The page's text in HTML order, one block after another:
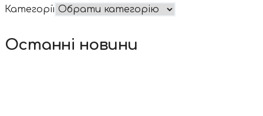
Категорії
Останні новини